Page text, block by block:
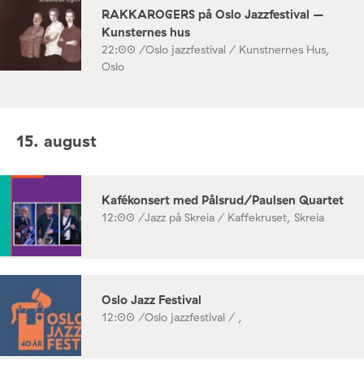
RAKKAROGERS på Oslo Jazzfestival –
Kunsternes hus
22:00 /Oslo jazzfestival / Kunstnernes Hus,
Oslo
15. august
Kafékonsert med Pålsrud/Paulsen Quartet
12:00 /Jazz på Skreia / Kaffekruset, Skreia
Oslo Jazz Festival
12:00 /Oslo jazzfestival / ,